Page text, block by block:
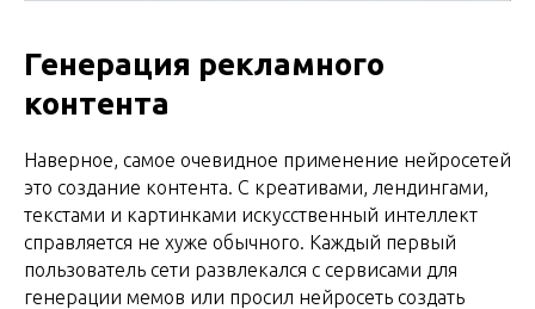
Генерация рекламного
контента
Наверное, самое очевидное применение нейросетей
это создание контента. С креативами, лендингами,
текстами и картинками искусственный интеллект
справляется не хуже обычного. Каждый первый
пользователь сети развлекался с сервисами для
генерации мемов или просил нейросеть создать